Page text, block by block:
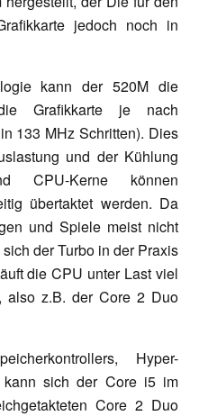
jedoch noch in
kann der 520M die
Grafikkarte je nach
133 MHz Schritten). Dies
und der Kühlung
CPU-Kerne können
übertaktet werden. Da
und Spiele meist nicht
der Turbo in der Praxis
die CPU unter Last viel
also z.B. der Core 2 Duo
Hyper-
kann sich der Core i5 im
Core 2 Duo